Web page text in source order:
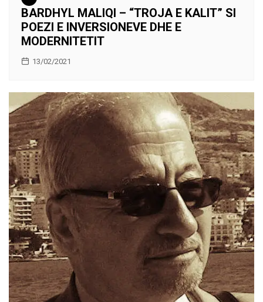
BARDHYL MALIQI – “TROJA E KALIT” SI
POEZI E INVERSIONEVE DHE E
MODERNITETIT
13/02/2021